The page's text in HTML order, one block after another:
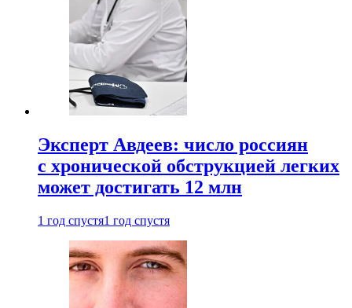
Эксперт Авдеев: число россиян
с хронической обструкцией легких
может достигать 12 млн
1 год спустя1 год спустя